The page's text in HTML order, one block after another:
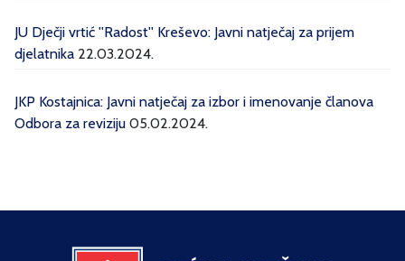
JU Dječji vrtić ''Radost'' Kreševo: Javni natječaj za prijem
djelatnika 22.03.2024.
JKP Kostajnica: Javni natječaj za izbor i imenovanje članova
Odbora za reviziju 05.02.2024.